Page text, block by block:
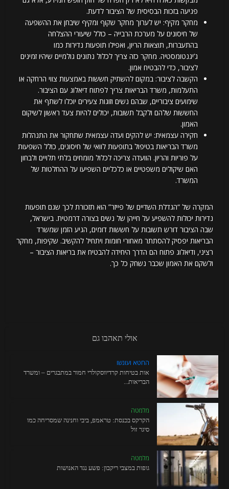
פגיעה בזכות הבסיסית של הציבור לדעת.
מחקר מקיף: יש לערוך מחקר שקוף ומקיף שיבחן את ההשפעה
של חיסונים על מערכת הרבייה – כולל שיעורי ההצלחה
בהתעברות, תוצאות הריון, ואפילו תופעות נדירות כמו
ג’יגנטומסטיה. מחקר כזה צריך לכלול נתונים גולמיים שיהיו זמינים
לציבור, כדי להבטיח אמון.
הקשבה לציבור: במקום להשתיק חששות באמצעות צווי הרחקה או
התעלמות, משרד הבריאות צריך לפתוח דיאלוג עם הציבור.
שימועים ציבוריים, שבהם נשים וזוגות צעירים יוכלו לשתף את
החששות שלהם ולקבל תשובות, יכולים להיות צעד ראשון לשיקום
האמון.
חקירה עצמאית: יש להקים ועדה עצמאית שתחקור את התנהלות
משרד הבריאות בטיפול בתופעות לוואי של חיסונים, כולל השפעות
על פוריות והריון. הוועדה צריכה לכלול מומחים בלתי תלויים ולבחון
האם שיקולים משפטיים או כלכליים השפיעו על ההחלטות של
המשרד.
המקרה של “הגדלת השדיים של פייזר” הוא תזכורת לכך שגם תופעות
נדירות יכולות להשפיע על חייהן של נשים בצורה דרמטית. בישראל,
שבה הציבור דורש תשובות על חששות דומים, הגיע הזמן שמשרד
הבריאות יפסיק להסתתר מאחורי חומות ויתחיל להקשיב. שקיפות, מחקר
רציני, ודיאלוג פתוח הם הדרך היחידה להבטיח את בריאות הציבור –
ולשקם את האמון שכבר נשחק כל כך.
אולי תאהבו גם
החטא ועונשו
אות בטיחות קרדיווסקולרי חמור במתבגרים – ומשרד
הבריאות...
מלמטה
הקרקס בכנסת: טראמפ, ביבי וחנינה שמסריחה כמו
סיגר זול
מלמטה
גופות במצבי ריקבון: פשע נגד האנושות